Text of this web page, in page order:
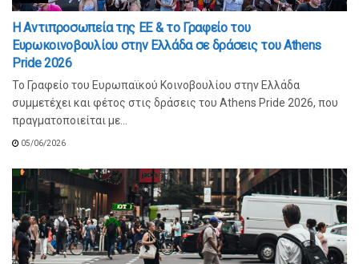
Η Αντιπροσωπεία της ΕΕ & το Γραφείο του
Ευρωκοινοβουλίου στην Ελλάδα σε δράσεις του Athens
Pride 2026
Το Γραφείο του Ευρωπαϊκού Κοινοβουλίου στην Ελλάδα
συμμετέχει και φέτος στις δράσεις του Athens Pride 2026, που
πραγματοποιείται με...
05/06/2026